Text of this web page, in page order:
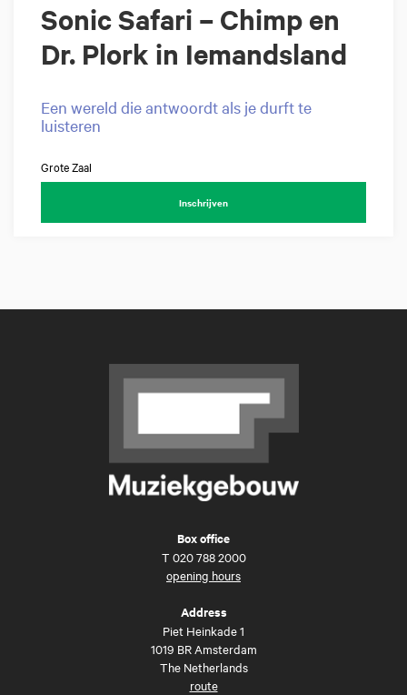
Sonic Safari – Chimp en
Dr. Plork in Iemandsland
Een wereld die antwoordt als je durft te
luisteren
Grote Zaal
Inschrijven
Box office
T 020 788 2000
opening hours
Address
Piet Heinkade 1
1019 BR Amsterdam
The Netherlands
route